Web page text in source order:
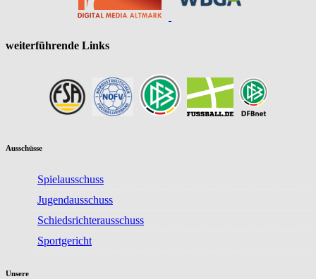
weiterführende Links
Ausschüsse
Spielausschuss
Jugendausschuss
Schiedsrichterausschuss
Sportgericht
Unsere